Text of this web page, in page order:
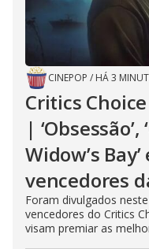
CINEPOP / HÁ 3
Critics
|
Widow’s
vencedores
Foram divulgados
vencedores do Critics
visam premiar as